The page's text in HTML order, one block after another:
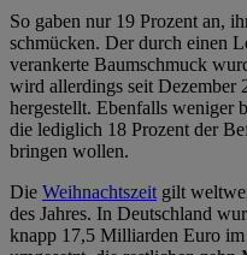
So gaben nur 19 Prozent an,
schmücken. Der durch einen
verankerte Baumschmuck
wird allerdings seit Dezember
hergestellt. Ebenfalls weniger
die lediglich 18 Prozent der
bringen wollen.
Die Weihnachtszeitgilt
des Jahres. In Deutschland
knapp 17,5 Milliarden Euro